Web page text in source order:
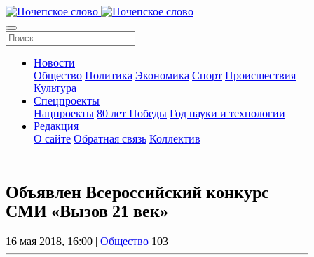
Новости
Общество Политика Экономика Спорт Происшествия
Культура
Спецпроекты
Нацпроекты 80 лет Победы Год науки и технологии
Редакция
О сайте Обратная связь Коллектив
Объявлен Всероссийский конкурс
СМИ «Вызов 21 век»
16 мая 2018, 16:00 | Общество 103